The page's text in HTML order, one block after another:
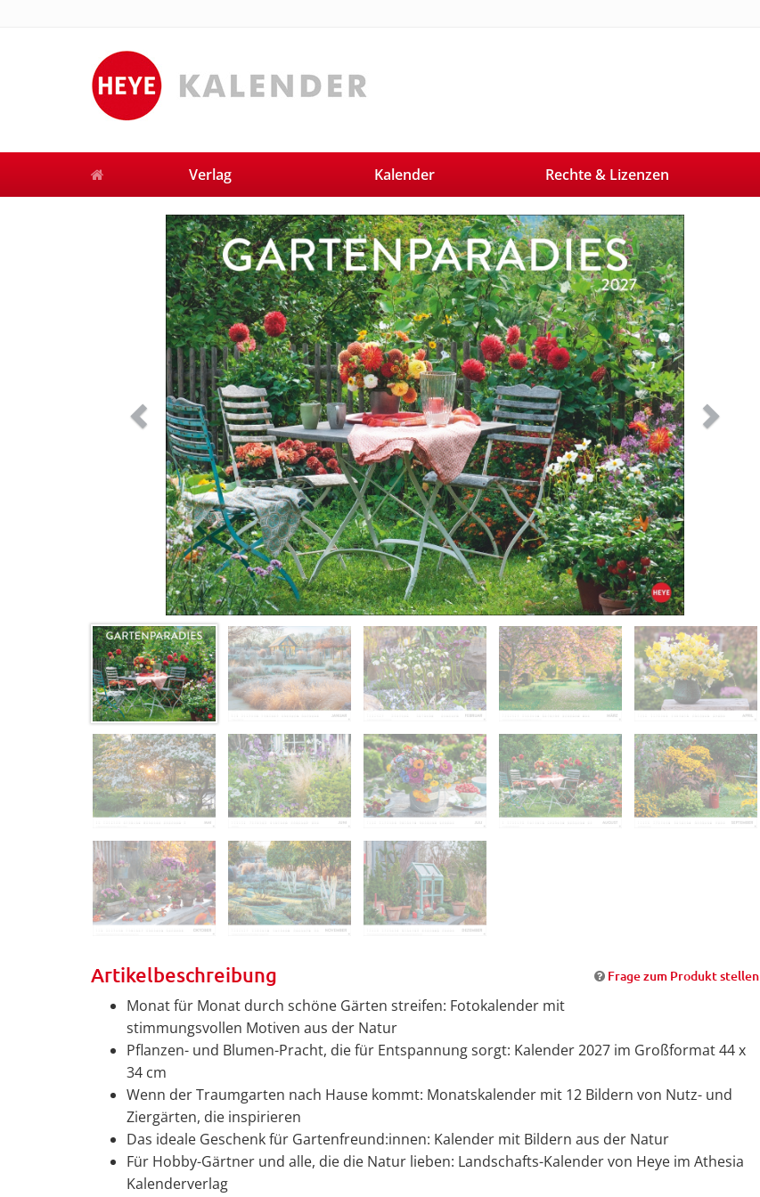
Verlag Kalender Rechte & Lizenzen
Previous
Artikelbeschreibung Frage zum Produkt stellen
Monat für Monat durch schöne Gärten streifen: Fotokalender mit
stimmungsvollen Motiven aus der Natur
Pflanzen- und Blumen-Pracht, die für Entspannung sorgt: Kalender 2027 im Großformat 44 x
34 cm
Wenn der Traumgarten nach Hause kommt: Monatskalender mit 12 Bildern von Nutz- und
Ziergärten, die inspirieren
Das ideale Geschenk für Gartenfreund:innen: Kalender mit Bildern aus der Natur
Für Hobby-Gärtner und alle, die die Natur lieben: Landschafts-Kalender von Heye im Athesia
Kalenderverlag